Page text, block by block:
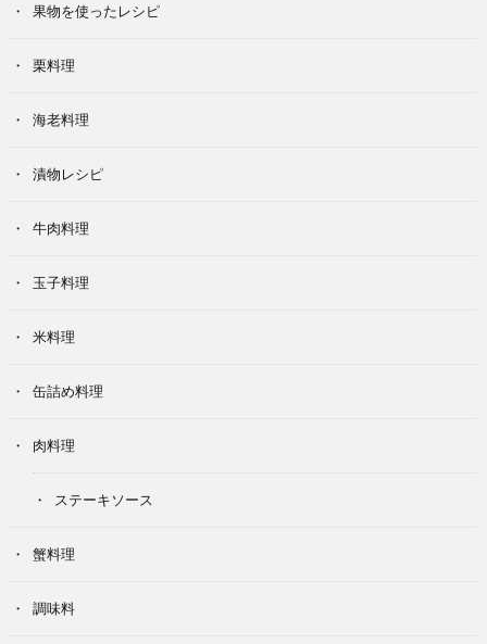
果物を使ったレシピ
栗料理
海老料理
漬物レシピ
牛肉料理
玉子料理
米料理
缶詰め料理
肉料理
ステーキソース
蟹料理
調味料